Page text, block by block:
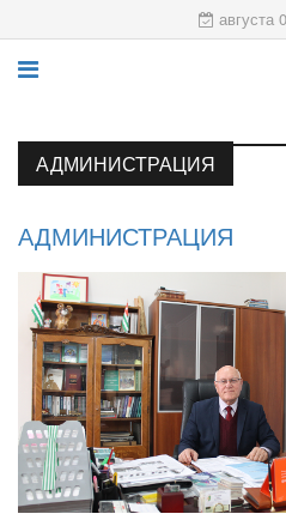
августа
АДМИНИСТРАЦИЯ
АДМИНИСТРАЦИЯ